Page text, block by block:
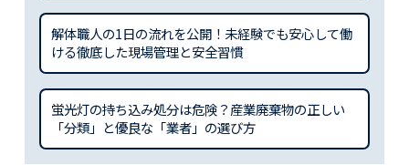
解体職人の1日の流れを公開！未経験でも安心して働
ける徹底した現場管理と安全習慣
蛍光灯の持ち込み処分は危険？産業廃棄物の正しい
「分類」と優良な「業者」の選び方